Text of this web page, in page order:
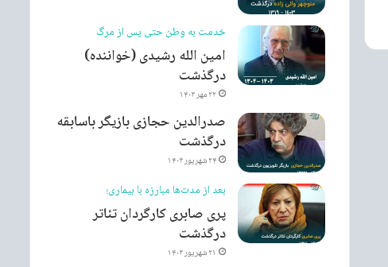
خدمت به وطن حتی پس از مرگ
امین الله رشیدی (خواننده)
درگذشت
۲۲ مهر ۱۴۰۳
صدرالدین حجازی بازیگر باسابقه
درگذشت
۲۴ شهریور ۱۴۰۳
بعد از مدت‌ها مبارزه با بیماری؛
پری صابری کارگردان تئاتر
درگذشت
۲۱ شهریور ۱۴۰۳